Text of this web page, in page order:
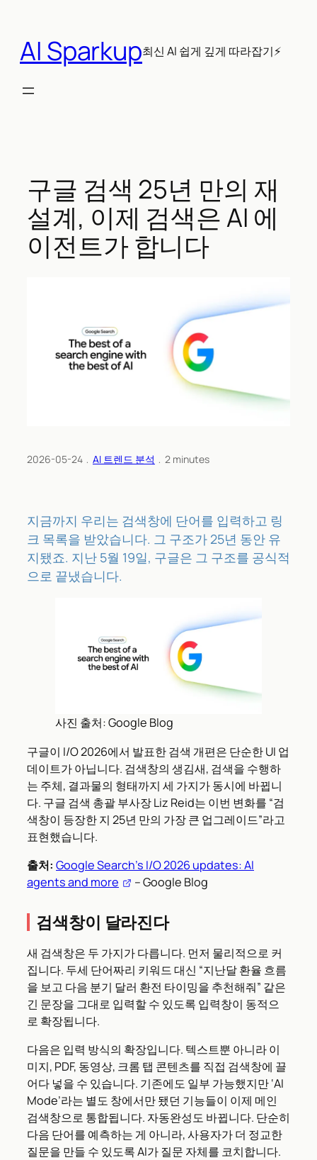
AI Sparkup최신 AI 쉽게 깊게 따라잡기⚡
구글 검색 25년 만의 재
설계, 이제 검색은 AI 에
이전트가 합니다
2026-05-24 ﹒ AI 트렌드 분석 ﹒ 2 minutes
지금까지 우리는 검색창에 단어를 입력하고 링
크 목록을 받았습니다. 그 구조가 25년 동안 유
지됐죠. 지난 5월 19일, 구글은 그 구조를 공식적
으로 끝냈습니다.
사진 출처: Google Blog
구글이 I/O 2026에서 발표한 검색 개편은 단순한 UI 업
데이트가 아닙니다. 검색창의 생김새, 검색을 수행하
는 주체, 결과물의 형태까지 세 가지가 동시에 바뀝니
다. 구글 검색 총괄 부사장 Liz Reid는 이번 변화를 “검
색창이 등장한 지 25년 만의 가장 큰 업그레이드”라고
표현했습니다.
출처: Google Search’s I/O 2026 updates: AI
agents and more
– Google Blog
검색창이 달라진다
새 검색창은 두 가지가 다릅니다. 먼저 물리적으로 커
집니다. 두세 단어짜리 키워드 대신 “지난달 환율 흐름
을 보고 다음 분기 달러 환전 타이밍을 추천해줘” 같은
긴 문장을 그대로 입력할 수 있도록 입력창이 동적으
로 확장됩니다.
다음은 입력 방식의 확장입니다. 텍스트뿐 아니라 이
미지, PDF, 동영상, 크롬 탭 콘텐츠를 직접 검색창에 끌
어다 넣을 수 있습니다. 기존에도 일부 가능했지만 ‘AI
Mode’라는 별도 창에서만 됐던 기능들이 이제 메인
검색창으로 통합됩니다. 자동완성도 바뀝니다. 단순히
다음 단어를 예측하는 게 아니라, 사용자가 더 정교한
질문을 만들 수 있도록 AI가 질문 자체를 코치합니다.